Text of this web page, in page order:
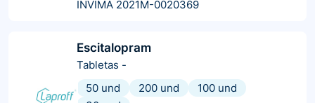
INVIMA 2021M-0020369
Escitalopram
Tabletas -
50 und
200 und
100 und